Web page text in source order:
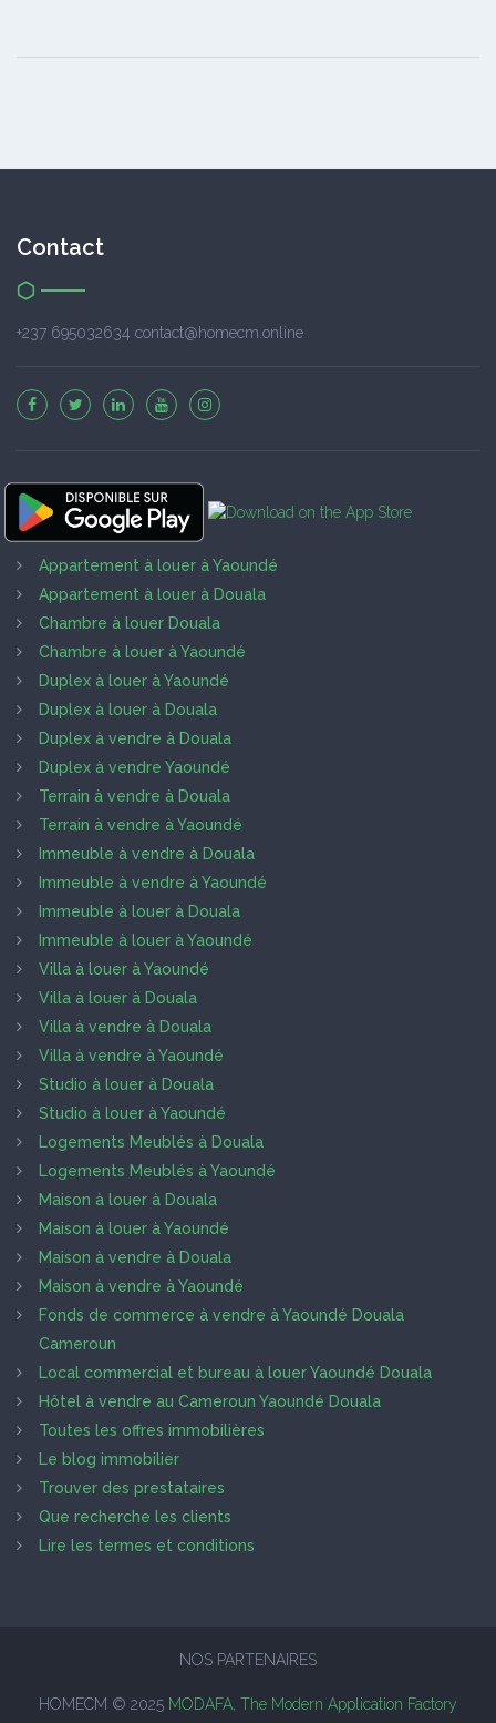
Contact
+237 695032634 contact@homecm.online
Appartement à louer à Yaoundé
Appartement à louer à Douala
Chambre à louer Douala
Chambre à louer à Yaoundé
Duplex à louer à Yaoundé
Duplex à louer à Douala
Duplex à vendre à Douala
Duplex à vendre Yaoundé
Terrain à vendre à Douala
Terrain à vendre à Yaoundé
Immeuble à vendre à Douala
Immeuble à vendre à Yaoundé
Immeuble à louer à Douala
Immeuble à louer à Yaoundé
Villa à louer à Yaoundé
Villa à louer à Douala
Villa à vendre à Douala
Villa à vendre à Yaoundé
Studio à louer à Douala
Studio à louer à Yaoundé
Logements Meublés à Douala
Logements Meublés à Yaoundé
Maison à louer à Douala
Maison à louer à Yaoundé
Maison à vendre à Douala
Maison à vendre à Yaoundé
Fonds de commerce à vendre à Yaoundé Douala
Cameroun
Local commercial et bureau à louer Yaoundé Douala
Hôtel à vendre au Cameroun Yaoundé Douala
Toutes les offres immobilières
Le blog immobilier
Trouver des prestataires
Que recherche les clients
Lire les termes et conditions
NOS PARTENAIRES
HOMECM © 2025 MODAFA, The Modern Application Factory